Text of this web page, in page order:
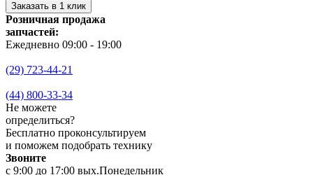
Заказать в 1 клик
Розничная продажа
запчастей:
Ежедневно 09:00 - 19:00
(29) 723-44-21
(44) 800-33-34
Не можете
определиться?
Бесплатно проконсультируем
и поможем подобрать технику
Звоните
с 9:00 до 17:00 вых.Понедельник